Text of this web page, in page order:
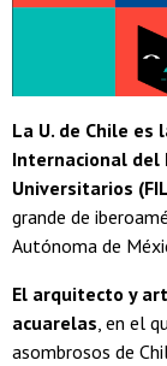
La U. de Chile
Internacional del
Universitarios
grande de
Autónoma de
El arquitecto y
acuarelas , en el
asombrosos de